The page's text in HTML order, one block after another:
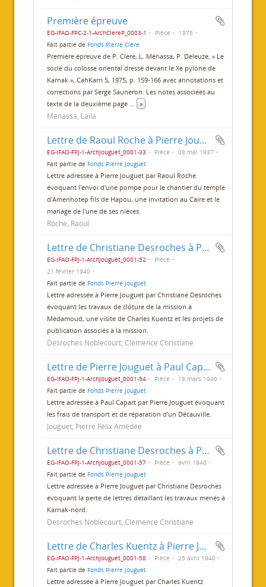
Première épreuve
EG-IFAO-FPC-2-1-ArchClereP_0003-1 Pièce
1975
Fait partie de Fonds Pierre Clère
Première épreuve de P. Clère, L. Ménassa, P. Deleuze, « Le
socle du colosse oriental dressé devant le Xe pylône de
Karnak », CahKarn 5, 1975, p. 159-166 avec annotations et
corrections par Serge Sauneron. Les notes associées au
texte de la deuxième page ... »
Menassa, Laïla
Lettre de Raoul Roche à Pierre Jouguet
EG-IFAO-FPJ-1-ArchJouguet_0001-33 Pièce
08 mai 1937
Fait partie de Fonds Pierre Jouguet
Lettre adressée à Pierre Jouguet par Raoul Roche
évoquant l'envoi d'une pompe pour le chantier du temple
d'Amenhotep fils de Hapou, une invitation au Caire et le
mariage de l'une de ses nièces.
Roche, Raoul
Lettre de Christiane Desroches à Pierre Jouguet
EG-IFAO-FPJ-1-ArchJouguet_0001-52
Pièce
21 février 1940
Fait partie de Fonds Pierre Jouguet
Lettre adressée à Pierre Jouguet par Christiane Desroches
évoquant les travaux de clôture de la mission à
Médamoud, une visite de Charles Kuentz et les projets de
publication associés à la mission.
Desroches Noblecourt, Clémence Christiane
Lettre de Pierre Jouguet à Paul Capart
EG-IFAO-FPJ-1-ArchJouguet_0001-54 Pièce
18 mars 1940
Fait partie de Fonds Pierre Jouguet
Lettre adressée à Paul Capart par Pierre Jouguet évoquant
les frais de transport et de réparation d'un Décauville.
Jouguet, Pierre Félix Amédée
Lettre de Christiane Desroches à Pierre Jouguet
EG-IFAO-FPJ-1-ArchJouguet_0001-57 Pièce
avril 1940
Fait partie de Fonds Pierre Jouguet
Lettre adressée à Pierre Jouguet par Christiane Desroches
évoquant la perte de lettres détaillant les travaux menés à
Karnak-nord.
Desroches Noblecourt, Clémence Christiane
Lettre de Charles Kuentz à Pierre Jouguet
EG-IFAO-FPJ-1-ArchJouguet_0001-58 Pièce
25 avril 1940
Fait partie de Fonds Pierre Jouguet
Lettre adressée à Pierre Jouguet par Charles Kuentz